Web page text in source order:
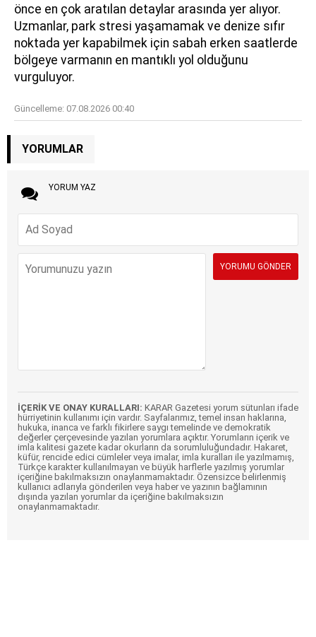
önce en çok aratılan detaylar arasında yer alıyor.
Uzmanlar, park stresi yaşamamak ve denize sıfır
noktada yer kapabilmek için sabah erken saatlerde
bölgeye varmanın en mantıklı yol olduğunu
vurguluyor.
Güncelleme: 07.08.2026 00:40
YORUMLAR
YORUM YAZ
İÇERİK VE ONAY KURALLARI: KARAR Gazetesi yorum sütunları ifade
hürriyetinin kullanımı için vardır. Sayfalarımız, temel insan haklarına,
hukuka, inanca ve farklı fikirlere saygı temelinde ve demokratik
değerler çerçevesinde yazılan yorumlara açıktır. Yorumların içerik ve
imla kalitesi gazete kadar okurların da sorumluluğundadır. Hakaret,
küfür, rencide edici cümleler veya imalar, imla kuralları ile yazılmamış,
Türkçe karakter kullanılmayan ve büyük harflerle yazılmış yorumlar
içeriğine bakılmaksızın onaylanmamaktadır. Özensizce belirlenmiş
kullanıcı adlarıyla gönderilen veya haber ve yazının bağlamının
dışında yazılan yorumlar da içeriğine bakılmaksızın
onaylanmamaktadır.